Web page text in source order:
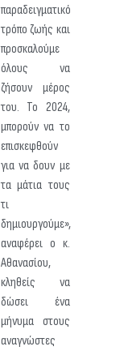
παραδειγματικό
τρόπο ζωής και
προσκαλούμε
όλους να
ζήσουν μέρος
του. Το 2024,
μπορούν να το
επισκεφθούν
για να δουν με
τα μάτια τους
τι
δημιουργούμε»,
αναφέρει ο κ.
Αθανασίου,
κληθείς να
δώσει ένα
μήνυμα στους
αναγνώστες